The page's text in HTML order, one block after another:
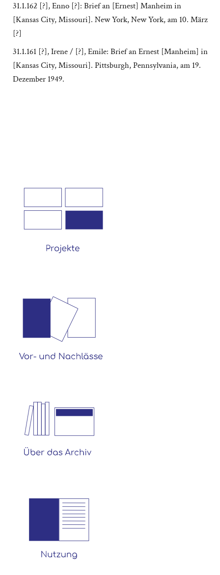
31.1.162 [?], Enno [?]: Brief an [Ernest] Manheim in
[Kansas City, Missouri]. New York, New York, am 10. März
[?]
31.1.161 [?], Irene / [?], Emile: Brief an Ernest [Manheim] in
[Kansas City, Missouri]. Pittsburgh, Pennsylvania, am 19.
Dezember 1949.